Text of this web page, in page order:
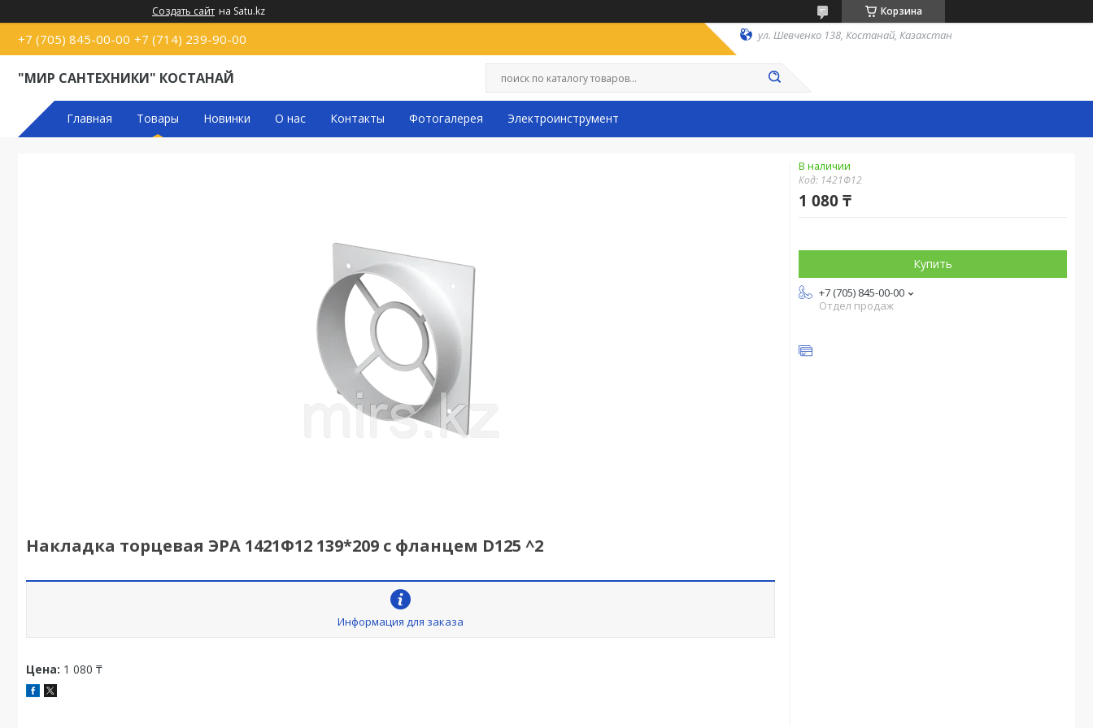
Создать сайт на Satu.kz Корзина
+7 (705) 845-00-00 +7 (714) 239-90-00 ул. Шевченко 138, Костанай, Казахстан
"МИР САНТЕХНИКИ" КОСТАНАЙ
Главная Товары Новинки О нас Контакты Фотогалерея Электроинструмент
Накладка торцевая ЭРА 1421Ф12 139*209 с фланцем D125 ^2
Информация для заказа
Цена: 1 080 ₸
В наличии
Код: 1421Ф12
1 080 ₸
Купить
+7 (705) 845-00-00
Отдел продаж